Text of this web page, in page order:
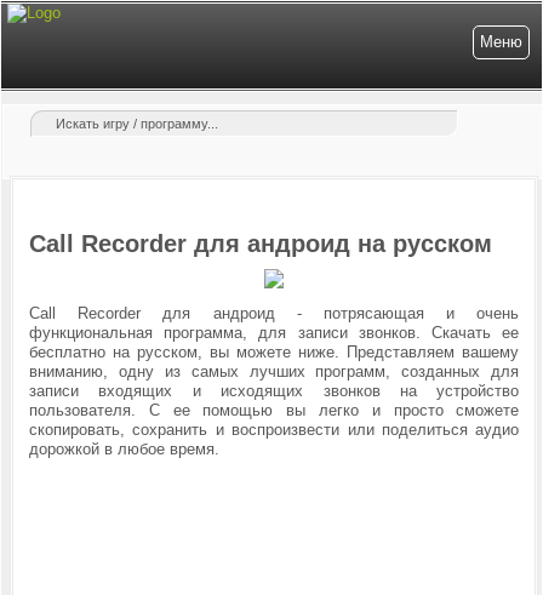
Меню
Call Recorder для андроид на русском
Call Recorder для андроид - потрясающая и очень
функциональная программа, для записи звонков. Скачать ее
бесплатно на русском, вы можете ниже. Представляем вашему
вниманию, одну из самых лучших программ, созданных для
записи входящих и исходящих звонков на устройство
пользователя. С ее помощью вы легко и просто сможете
скопировать, сохранить и воспроизвести или поделиться аудио
дорожкой в любое время.